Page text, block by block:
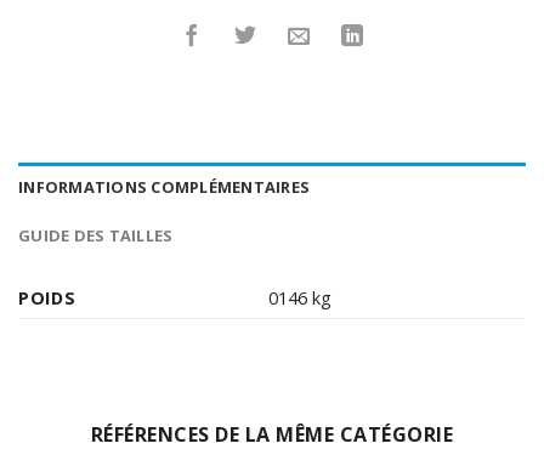
INFORMATIONS COMPLÉMENTAIRES
GUIDE DES TAILLES
POIDS 0146 kg
RÉFÉRENCES DE LA MÊME CATÉGORIE